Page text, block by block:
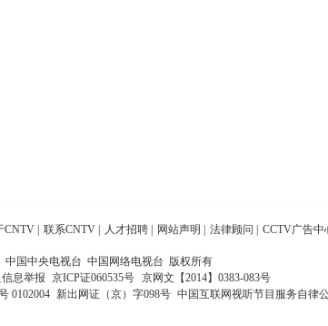
CNTV 联系CNTV 人才招聘 网站声明 法律顾问 CCTV广告中
中国中央电视台 中国网络电视台 版权所有
息举报 京ICP证060535号
京网文【2014】0383-083号
0102004 新出网证（京）字098号 中国互联网视听节目服务自律